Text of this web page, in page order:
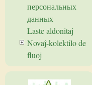
персональных
данных
Laste aldonitaj
Novaĵ-kolektilo de
fluoj